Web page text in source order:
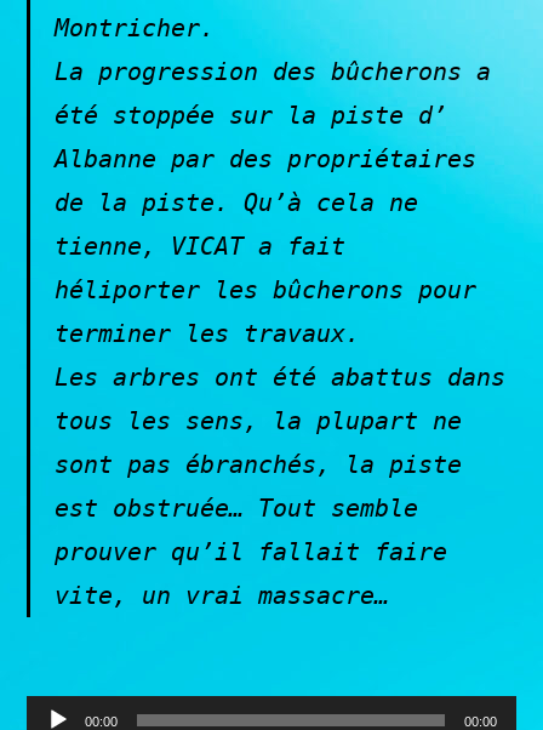
Montricher.
La progression des bûcherons a
été stoppée sur la piste d’
Albanne par des propriétaires
de la piste. Qu’à cela ne
tienne, VICAT a fait
héliporter les bûcherons pour
terminer les travaux.
Les arbres ont été abattus dans
tous les sens, la plupart ne
sont pas ébranchés, la piste
est obstruée… Tout semble
prouver qu’il fallait faire
vite, un vrai massacre…
Lecteur
00:00 00:00